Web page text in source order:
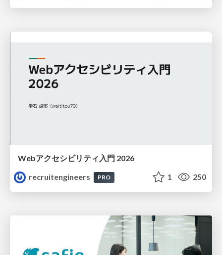
Webアクセシビリティ入門 2026
recruitengineers
PRO 1 250